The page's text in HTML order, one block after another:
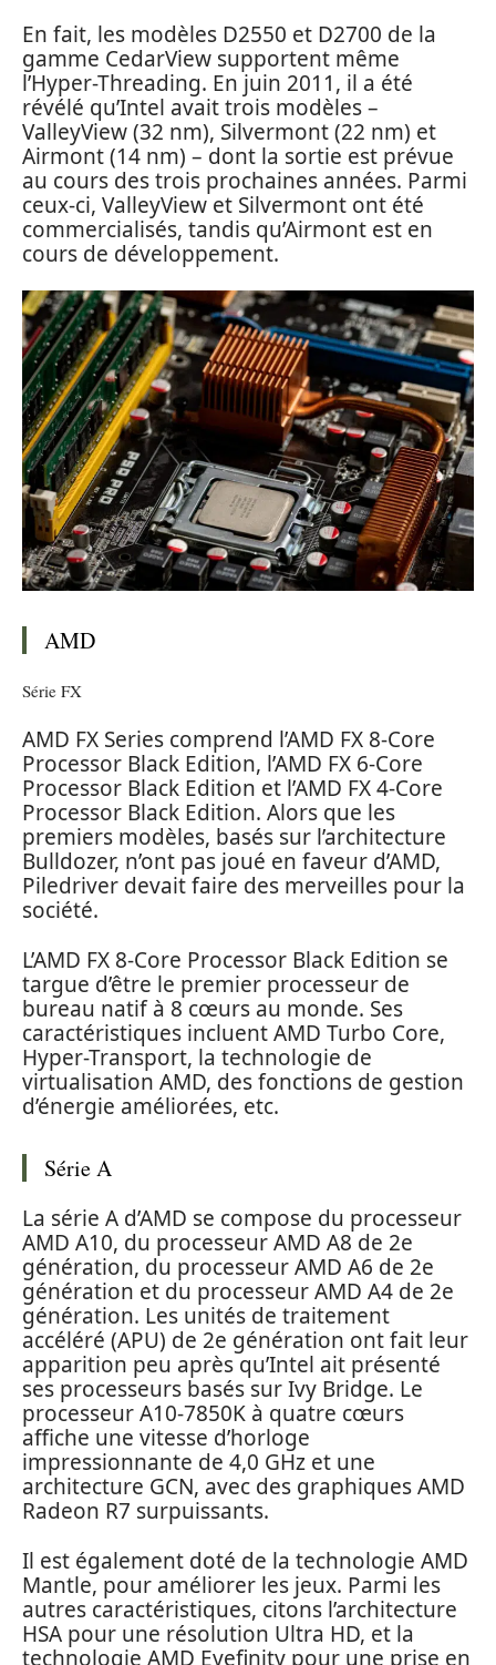
En fait, les modèles D2550 et D2700 de la
gamme CedarView supportent même
l’Hyper-Threading. En juin 2011, il a été
révélé qu’Intel avait trois modèles –
ValleyView (32 nm), Silvermont (22 nm) et
Airmont (14 nm) – dont la sortie est prévue
au cours des trois prochaines années. Parmi
ceux-ci, ValleyView et Silvermont ont été
commercialisés, tandis qu’Airmont est en
cours de développement.
AMD
Série FX
AMD FX Series comprend l’AMD FX 8-Core
Processor Black Edition, l’AMD FX 6-Core
Processor Black Edition et l’AMD FX 4-Core
Processor Black Edition. Alors que les
premiers modèles, basés sur l’architecture
Bulldozer, n’ont pas joué en faveur d’AMD,
Piledriver devait faire des merveilles pour la
société.
L’AMD FX 8-Core Processor Black Edition se
targue d’être le premier processeur de
bureau natif à 8 cœurs au monde. Ses
caractéristiques incluent AMD Turbo Core,
Hyper-Transport, la technologie de
virtualisation AMD, des fonctions de gestion
d’énergie améliorées, etc.
Série A
La série A d’AMD se compose du processeur
AMD A10, du processeur AMD A8 de 2e
génération, du processeur AMD A6 de 2e
génération et du processeur AMD A4 de 2e
génération. Les unités de traitement
accéléré (APU) de 2e génération ont fait leur
apparition peu après qu’Intel ait présenté
ses processeurs basés sur Ivy Bridge. Le
processeur A10-7850K à quatre cœurs
affiche une vitesse d’horloge
impressionnante de 4,0 GHz et une
architecture GCN, avec des graphiques AMD
Radeon R7 surpuissants.
Il est également doté de la technologie AMD
Mantle, pour améliorer les jeux. Parmi les
autres caractéristiques, citons l’architecture
HSA pour une résolution Ultra HD, et la
technologie AMD Eyefinity pour une prise en